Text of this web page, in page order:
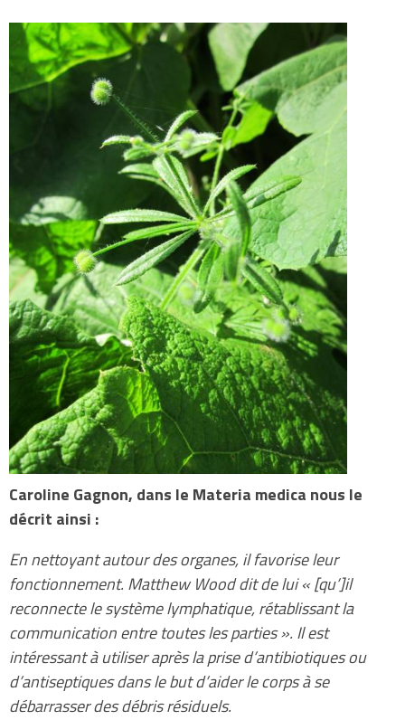
Caroline Gagnon, dans le Materia medica nous le
décrit ainsi :
En nettoyant autour des organes, il favorise leur
fonctionnement. Matthew Wood dit de lui « [qu’]il
reconnecte le système lymphatique, rétablissant la
communication entre toutes les parties ». Il est
intéressant à utiliser après la prise d’antibiotiques ou
d’antiseptiques dans le but d’aider le corps à se
débarrasser des débris résiduels.